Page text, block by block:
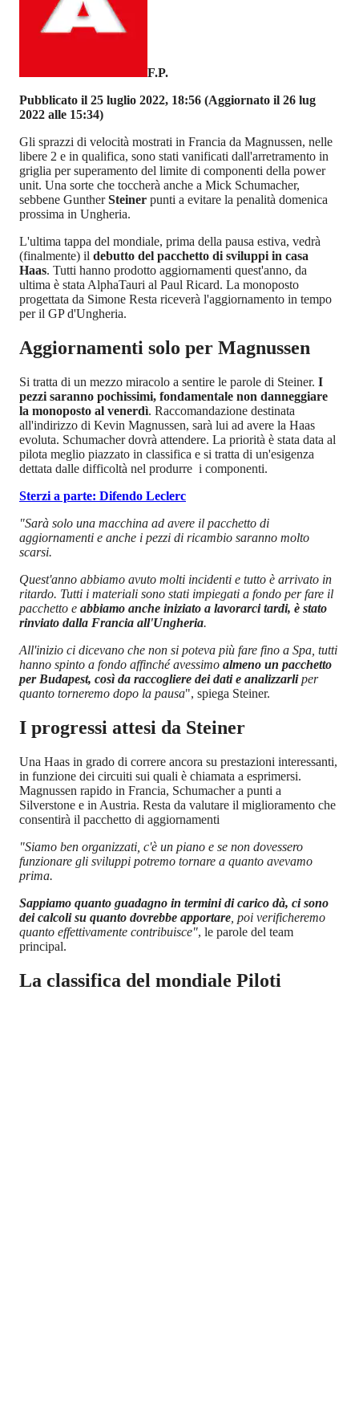
F.P.
Pubblicato il 25 luglio 2022, 18:56 (Aggiornato il 26 lug
2022 alle 15:34)
Gli sprazzi di velocità mostrati in Francia da Magnussen, nelle
libere 2 e in qualifica, sono stati vanificati dall'arretramento in
griglia per superamento del limite di componenti della power
unit. Una sorte che toccherà anche a Mick Schumacher,
sebbene GuntherSteiner punti a evitare la penalità domenica
prossima in Ungheria.
L'ultima tappa del mondiale, prima della pausa estiva, vedrà
(finalmente) il debutto del pacchetto di sviluppi in casa
Haas. Tutti hanno prodotto aggiornamenti quest'anno, da
ultima è stata AlphaTauri al Paul Ricard. La monoposto
progettata da Simone Resta riceverà l'aggiornamento in tempo
per il GP d'Ungheria.
Aggiornamenti solo per Magnussen
Si tratta di un mezzo miracolo a sentire le parole di Steiner. I
pezzi saranno pochissimi, fondamentale non danneggiare
la monoposto al venerdì. Raccomandazione destinata
all'indirizzo di Kevin Magnussen, sarà lui ad avere la Haas
evoluta. Schumacher dovrà attendere. La priorità è stata data al
pilota meglio piazzato in classifica e si tratta di un'esigenza
dettata dalle difficoltà nel produrre i componenti.
Sterzi a parte: Difendo Leclerc
"Sarà solo una macchina ad avere il pacchetto di
aggiornamenti e anche i pezzi di ricambio saranno molto
scarsi.
Quest'anno abbiamo avuto molti incidenti e tutto è arrivato in
ritardo. Tutti i materiali sono stati impiegati a fondo per fare il
pacchetto e abbiamo anche iniziato a lavorarci tardi, è stato
rinviato dalla Francia all'Ungheria.
All'inizio ci dicevano che non si poteva più fare fino a Spa, tutti
hanno spinto a fondo affinché avessimo almeno un pacchetto
per Budapest, così da raccogliere dei dati e analizzarliper
quanto torneremo dopo la pausa", spiega Steiner.
I progressi attesi da Steiner
Una Haas in grado di correre ancora su prestazioni interessanti,
in funzione dei circuiti sui quali è chiamata a esprimersi.
Magnussen rapido in Francia, Schumacher a punti a
Silverstone e in Austria. Resta da valutare il miglioramento che
consentirà il pacchetto di aggiornamenti
"Siamo ben organizzati, c'è un piano e se non dovessero
funzionare gli sviluppi potremo tornare a quanto avevamo
prima.
Sappiamo quanto guadagno in termini di carico dà, ci sono
dei calcoli su quanto dovrebbe apportare , poi verificheremo
quanto effettivamente contribuisce", le parole del team
principal.
La classifica del mondiale Piloti